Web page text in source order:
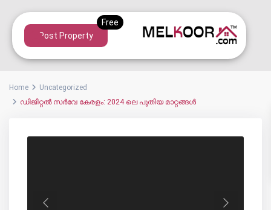
Post Property
Home
Uncategorized
ഡിജിറ്റൽ സർവേ കേരളം: 2024 ലെ പുതിയ മാറ്റങ്ങൾ